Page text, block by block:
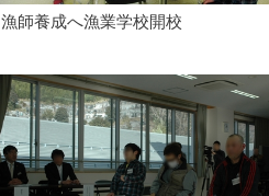
漁師養成へ漁業学校開校